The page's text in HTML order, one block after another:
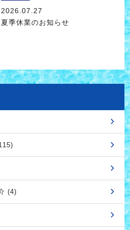
2026.07.27
夏季休業のお知らせ
(4)